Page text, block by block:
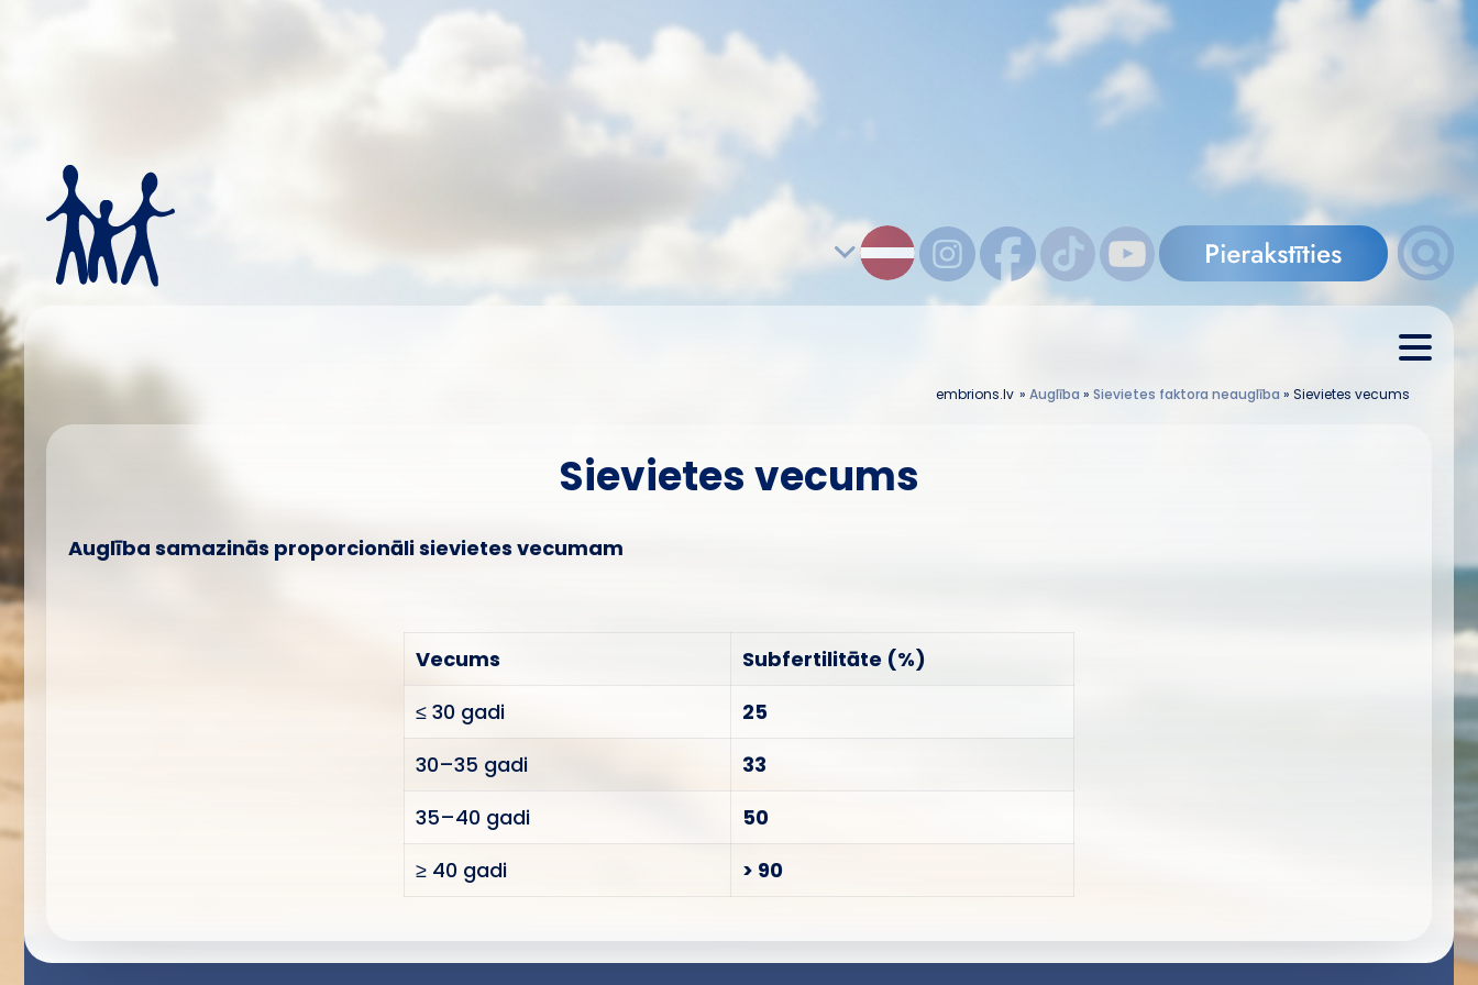
embrions.lv » Auglība » Sievietes faktora neauglība » Sievietes vecums
Sievietes vecums
Auglība samazinās proporcionāli sievietes vecumam
Vecums
Subfertilitāte (%)
≤ 30 gadi
25
30–35 gadi
33
35–40 gadi
50
≥ 40 gadi
> 90